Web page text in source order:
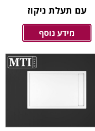
עם תעלת ניקוז
מידע נוסף